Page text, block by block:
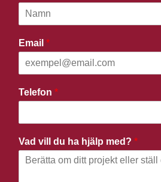
Email *
Telefon *
Vad vill du ha hjälp med? *